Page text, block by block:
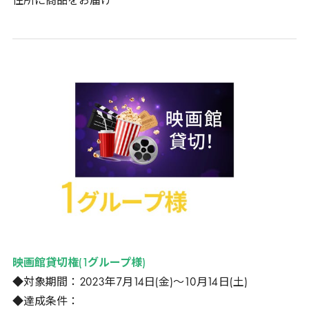
映画館貸切権(
グループ様)
◆対象期間： 2023年7月 14 日(金)～ 10月 14 日(土)
◆達成条件：